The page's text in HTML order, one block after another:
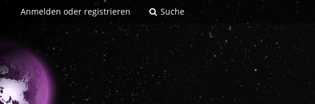
Anmelden oder registrieren Suche